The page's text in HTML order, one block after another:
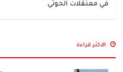
في معتقلات الحوثي
الاكثر قراءة